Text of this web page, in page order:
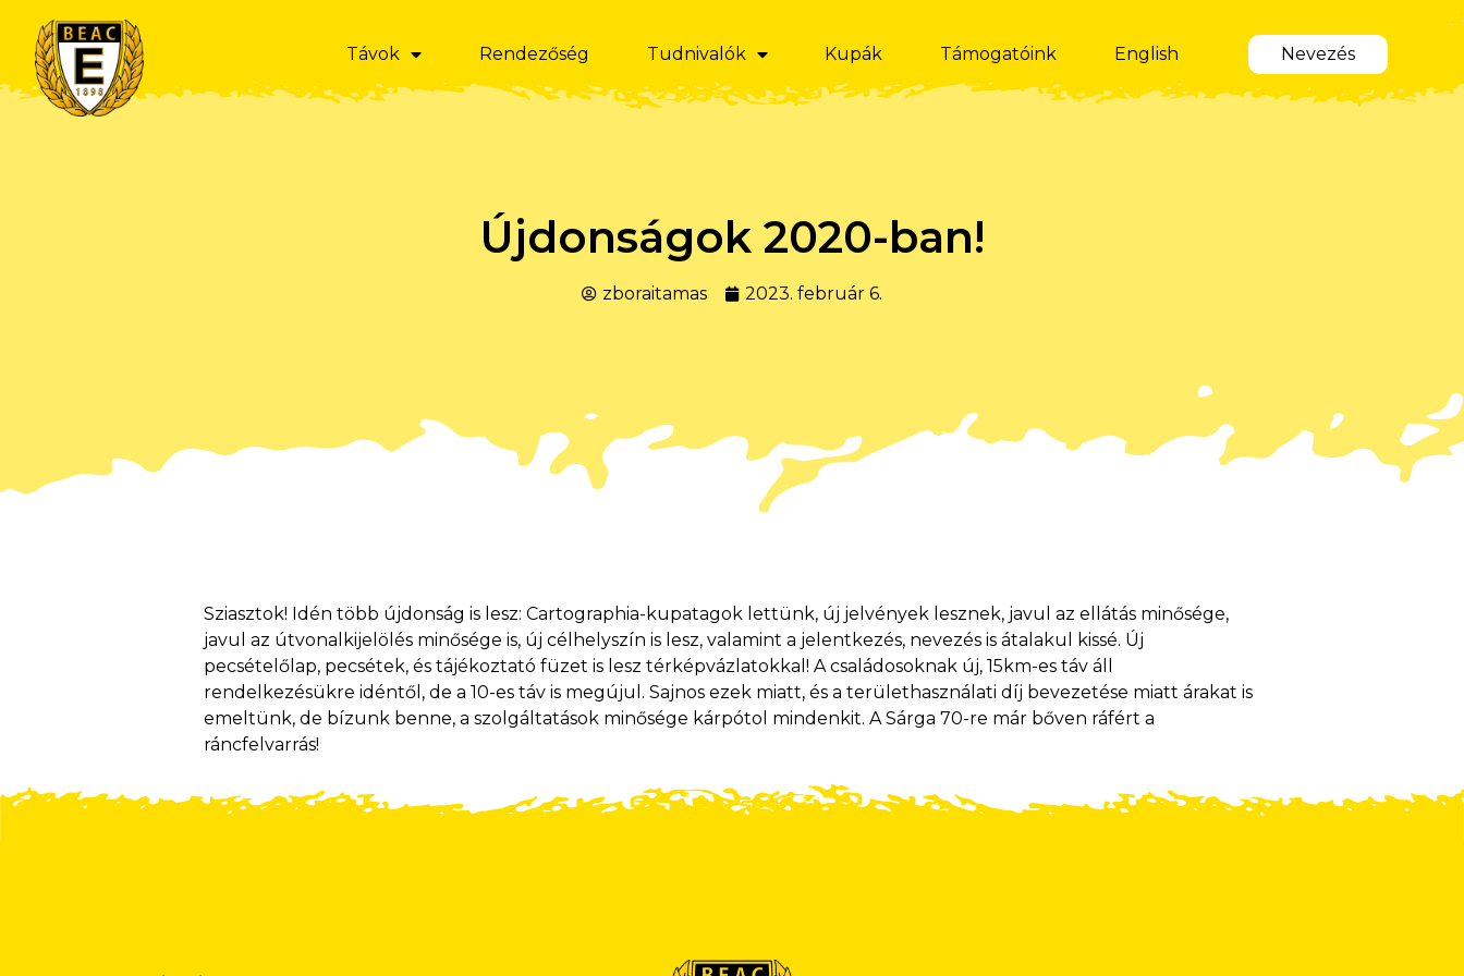
Távok Rendezőség Tudnivalók Kupák Támogatóink English Nevezés
Újdonságok 2020-ban!
zboraitamas 2023. február 6.
Sziasztok! Idén több újdonság is lesz: Cartographia-kupatagok lettünk, új jelvények lesznek, javul az ellátás minősége,
javul az útvonalkijelölés minősége is, új célhelyszín is lesz, valamint a jelentkezés, nevezés is átalakul kissé. Új
pecsételőlap, pecsétek, és tájékoztató füzet is lesz térképvázlatokkal! A családosoknak új, 15km-es táv áll
rendelkezésükre idéntől, de a 10-es táv is megújul. Sajnos ezek miatt, és a területhasználati díj bevezetése miatt árakat is
emeltünk, de bízunk benne, a szolgáltatások minősége kárpótol mindenkit. A Sárga 70-re már bőven ráfért a
ráncfelvarrás!